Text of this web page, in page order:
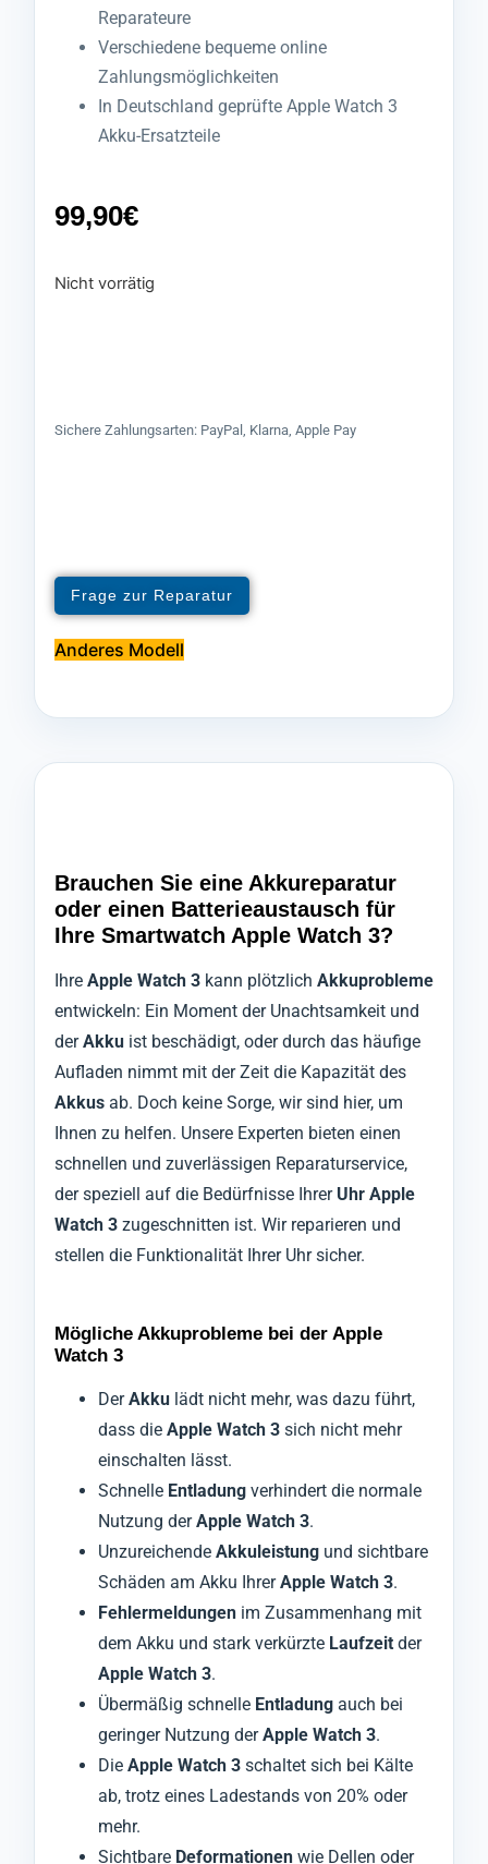
Reparateure
Verschiedene bequeme online
Zahlungsmöglichkeiten
In Deutschland geprüfte Apple Watch 3
Akku-Ersatzteile
99,90€
Nicht vorrätig
Sichere Zahlungsarten: PayPal, Klarna, Apple Pay
Frage zur Reparatur
Anderes Modell
Brauchen Sie eine Akkureparatur
oder einen Batterieaustausch für
Ihre Smartwatch Apple Watch 3?
Ihre Apple Watch 3 kann plötzlich Akkuprobleme
entwickeln: Ein Moment der Unachtsamkeit und
derAkku ist beschädigt, oder durch das häufige
Aufladen nimmt mit der Zeit die Kapazität des
Akkus ab. Doch keine Sorge, wir sind hier, um
Ihnen zu helfen. Unsere Experten bieten einen
schnellen und zuverlässigen Reparaturservice,
der speziell auf die Bedürfnisse Ihrer Uhr Apple
Watch 3 zugeschnitten ist. Wir reparieren und
stellen die Funktionalität Ihrer Uhr sicher.
Mögliche Akkuprobleme bei der Apple
Watch 3
DerAkku lädt nicht mehr, was dazu führt,
dass die Apple Watch 3 sich nicht mehr
einschalten lässt.
Schnelle Entladung verhindert die normale
Nutzung derApple Watch 3.
Unzureichende Akkuleistung und sichtbare
Schäden am Akku IhrerApple Watch 3.
Fehlermeldungen im Zusammenhang mit
dem Akku und stark verkürzte Laufzeit der
Apple Watch 3.
Übermäßig schnelle Entladung auch bei
geringer Nutzung derApple Watch 3.
Die Apple Watch 3 schaltet sich bei Kälte
ab, trotz eines Ladestands von 20% oder
mehr.
Sichtbare Deformationen wie Dellen oder